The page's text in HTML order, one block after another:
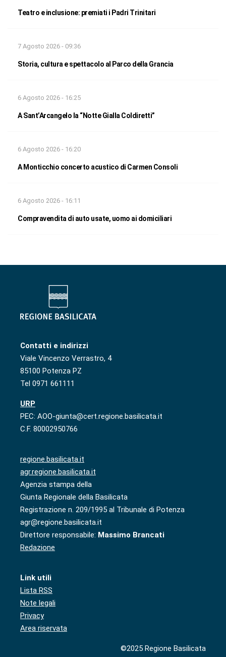
Teatro e inclusione: premiati i Padri Trinitari
7 Agosto 2026 - 09:36
Storia, cultura e spettacolo al Parco della Grancia
6 Agosto 2026 - 16:25
A Sant’Arcangelo la “Notte Gialla Coldiretti”
6 Agosto 2026 - 16:20
A Monticchio concerto acustico di Carmen Consoli
6 Agosto 2026 - 16:11
Compravendita di auto usate, uomo ai domiciliari
Contatti e indirizzi
Viale Vincenzo Verrastro, 4
85100 Potenza PZ
Tel 0971 661111
URP
PEC: AOO-giunta@cert.regione.basilicata.it
C.F. 80002950766
regione.basilicata.it
agr.regione.basilicata.it
Agenzia stampa della
Giunta Regionale della Basilicata
Registrazione n. 209/1995 al Tribunale di Potenza
agr@regione.basilicata.it
Direttore responsabile: Massimo Brancati
Redazione
Link utili
Lista RSS
Note legali
Privacy
Area riservata
©2025 Regione Basilicata